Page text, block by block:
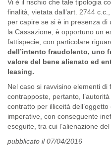
Vi è il rischio che tale tipologia
finalità, vietata dall’art. 2744
per capire se si è in presenza
la Cassazione, è opportuno un
fattispecie, con particolare
dell’intento fraudolento, uno
valore del bene alienato ed
leasing.
Nel caso si ravvisino elementi
contrapposte, pertanto,
contratto per illiceità
imperative, con conseguente
eseguite, tra cui l’alienazione del
pubblicato il 07/04/2016